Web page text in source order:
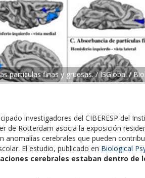
partículas finas y gruesas. / ISGlobal /
investigadores del CIBERESP del
de Rotterdam asocia la exposición
cerebrales que pueden
El estudio, publicado en Biological
cerebrales estaban dentro de